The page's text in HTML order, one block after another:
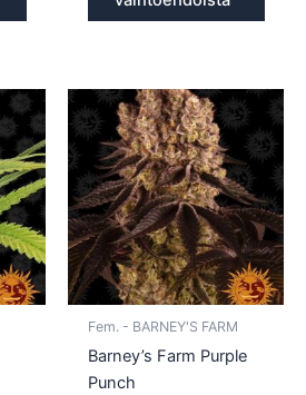
Tällä
tuotteella
on
useampi
muunnelma.
Voit
tehdä
valinnat
Fem. - BARNEY'S FARM
Barney’s Farm Purple
Punch
Tällä
on
Voit
tehdä